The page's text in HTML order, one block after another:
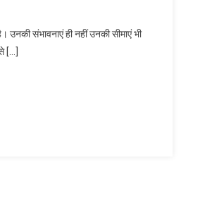
संभावनाएं ही नहीं उनकी सीमाएं भी
[…]